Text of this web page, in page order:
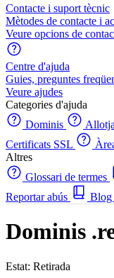
Contacte i suport tècnic
Mètodes de contacte i
Veure opcions de
Centre d'ajuda
Guies, preguntes
Veure ajudes
Categories d'ajuda
Dominis
Certificats SSL
Altres
Glossari de termes
Reportar abús
Blog
Dominis
Estat: Retirada